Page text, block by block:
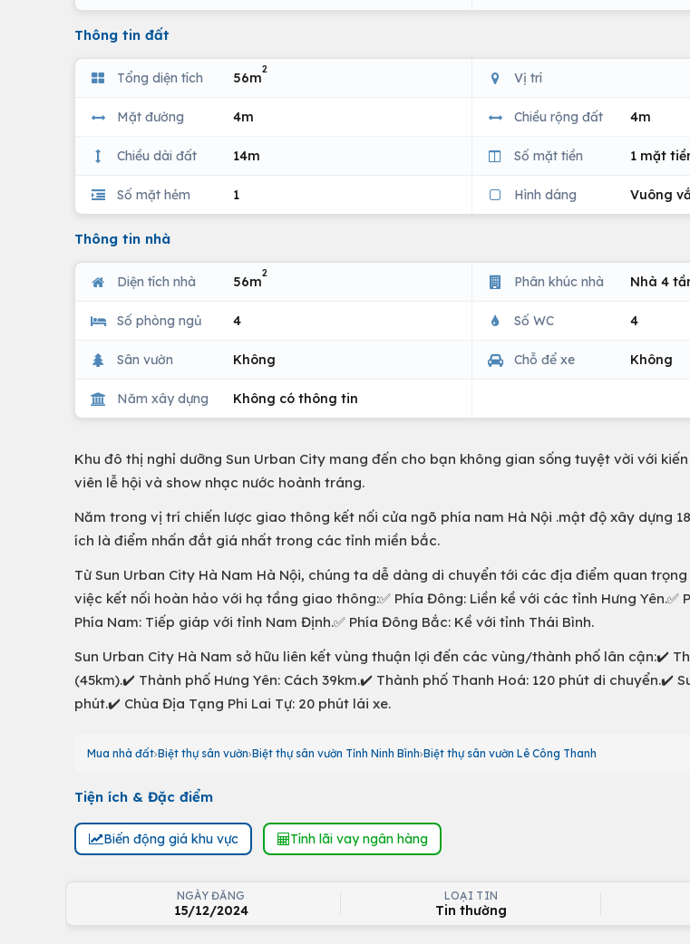
Thông tin đất
Tổng diện tích 56m
2
Vị trí
Mặt đường 4m Chiều rộng đất 4m
Chiều dài đất 14m Số mặt tiền 1 mặt
Số mặt hẻm 1 Hình dáng Vuông
Thông tin nhà
Diện tích nhà 56m
2
Phân khúc nhà Nhà 4
Số phòng ngủ 4 Số WC 4
Sân vườn Không Chỗ để xe Không
Năm xây dựng Không có thông tin
Khu đô thị nghỉ dưỡng Sun Urban City mang đến cho bạn không gian sống tuyệt vời với
viên lễ hội và show nhạc nước hoành tráng.
Năm trong vị trí chiến lược giao thông kết nối cửa ngõ phía nam Hà Nội .mật độ xây dựng
ích là điểm nhấn đắt giá nhất trong các tỉnh miền bắc.
Từ Sun Urban City Hà Nam Hà Nội, chúng ta dễ dàng di chuyển tới các địa điểm quan
việc kết nối hoàn hảo với hạ tầng giao thông:✅ Phía Đông: Liền kề với các tỉnh Hưng Yên.✅
Phía Nam: Tiếp giáp với tỉnh Nam Định.✅ Phía Đông Bắc: Kề với tỉnh Thái Bình.
Sun Urban City Hà Nam sở hữu liên kết vùng thuận lợi đến các vùng/thành phố lân cận:✔️
(45km).✔️ Thành phố Hưng Yên: Cách 39km.✔️ Thành phố Thanh Hoá: 120 phút di chuyển.✔️
phút.✔️ Chùa Địa Tạng Phi Lai Tự: 20 phút lái xe.
Mua nhà đất Biệt thự sân vườn Biệt thự sân vườn Tỉnh Ninh Bình Biệt thự sân vườn Lê Công Thanh
Tiện ích & Đặc điểm
Biến động giá khu vực Tính lãi vay ngân hàng
NGÀY ĐĂNG
15/12/2024
LOẠI TIN
Tin thường